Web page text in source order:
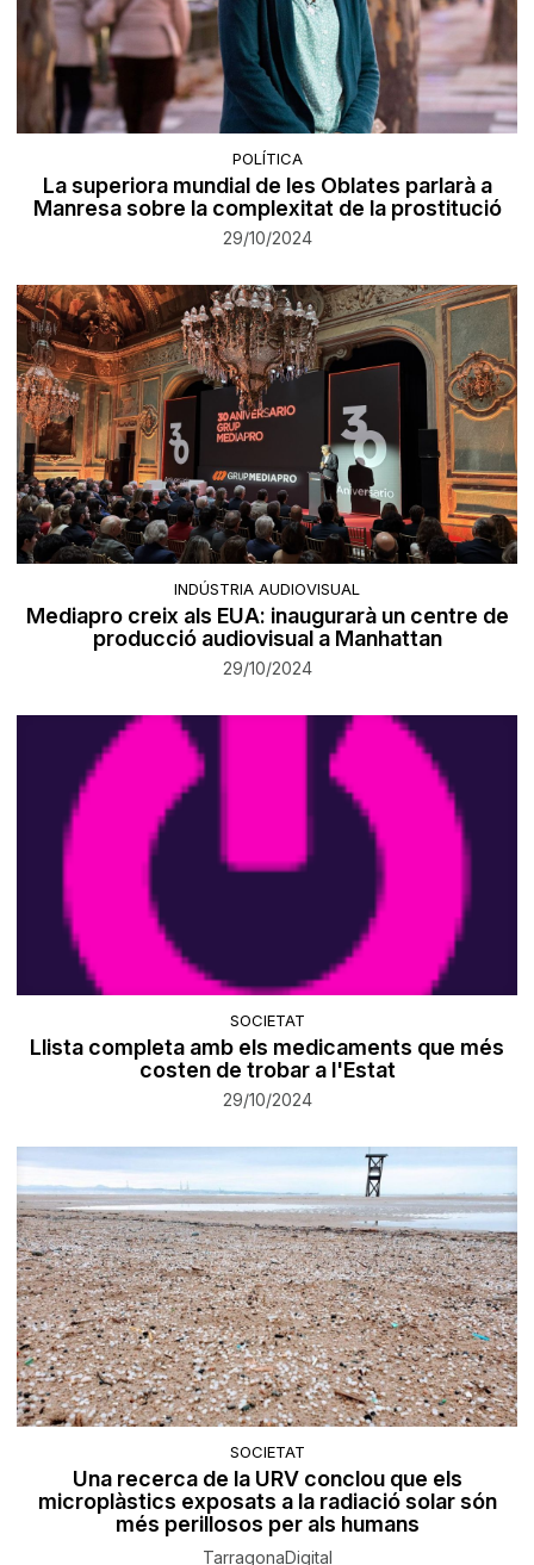
POLÍTICA
La superiora mundial de les Oblates parlarà a
Manresa sobre la complexitat de la prostitució
29/10/2024
INDÚSTRIA AUDIOVISUAL
Mediapro creix als EUA: inaugurarà un centre de
producció audiovisual a Manhattan
29/10/2024
SOCIETAT
Llista completa amb els medicaments que més
costen de trobar a l'Estat
29/10/2024
SOCIETAT
Una recerca de la URV conclou que els
microplàstics exposats a la radiació solar són
més perillosos per als humans
TarragonaDigital